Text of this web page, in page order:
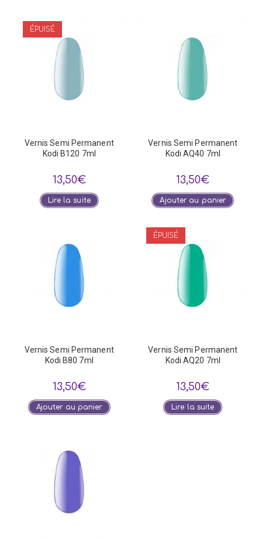
ÉPUISÉ
Vernis Semi Permanent
Kodi B120 7ml
13,50€
Lire la suite
Vernis Semi Permanent
Kodi AQ40 7ml
13,50€
Ajouter au panier
Vernis Semi Permanent
Kodi B80 7ml
13,50€
Ajouter au panier
ÉPUISÉ
Vernis Semi Permanent
Kodi AQ20 7ml
13,50€
Lire la suite